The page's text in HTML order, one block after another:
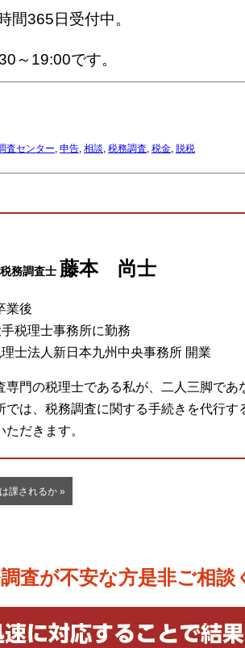
365日受付中。
～19:00です。
査センター, 申告, 相談, 税務調査, 税金, 脱税
務調査士 藤本 尚士
業後
税理士事務所に勤務
士法人新日本九州中央事務所 開業
専門の税理士である私が、二人三脚であ
では、税務調査に関する手続きを代行
ただきます。
課されるか »
査が不安な方是非ご相談